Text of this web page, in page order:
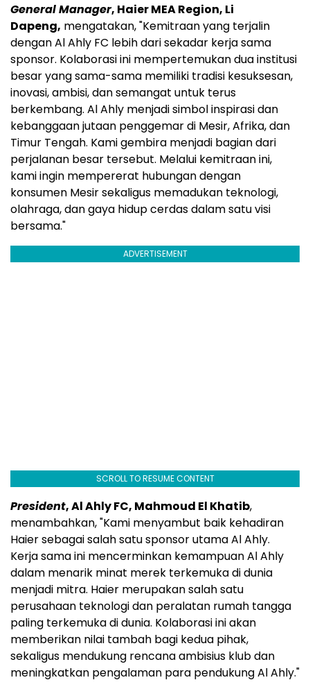
General Manager, Haier MEA Region, Li
Dapeng, mengatakan, "Kemitraan yang terjalin
dengan Al Ahly FC lebih dari sekadar kerja sama
sponsor. Kolaborasi ini mempertemukan dua institusi
besar yang sama-sama memiliki tradisi kesuksesan,
inovasi, ambisi, dan semangat untuk terus
berkembang. Al Ahly menjadi simbol inspirasi dan
kebanggaan jutaan penggemar di Mesir, Afrika, dan
Timur Tengah. Kami gembira menjadi bagian dari
perjalanan besar tersebut. Melalui kemitraan ini,
kami ingin mempererat hubungan dengan
konsumen Mesir sekaligus memadukan teknologi,
olahraga, dan gaya hidup cerdas dalam satu visi
bersama."
ADVERTISEMENT
SCROLL TO RESUME CONTENT
President, Al Ahly FC, Mahmoud El Khatib,
menambahkan, "Kami menyambut baik kehadiran
Haier sebagai salah satu sponsor utama Al Ahly.
Kerja sama ini mencerminkan kemampuan Al Ahly
dalam menarik minat merek terkemuka di dunia
menjadi mitra. Haier merupakan salah satu
perusahaan teknologi dan peralatan rumah tangga
paling terkemuka di dunia. Kolaborasi ini akan
memberikan nilai tambah bagi kedua pihak,
sekaligus mendukung rencana ambisius klub dan
meningkatkan pengalaman para pendukung Al Ahly."